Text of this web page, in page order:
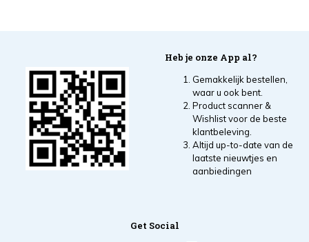
Heb je onze App al?
Gemakkelijk bestellen,
waar u ook bent.
Product scanner &
Wishlist voor de beste
klantbeleving.
Altijd up-to-date van de
laatste nieuwtjes en
aanbiedingen
Get Social